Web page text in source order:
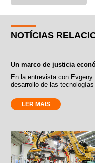
NOTÍCIAS
Un marco de justicia
En la entrevista con
desarrollo de las
LER MAIS